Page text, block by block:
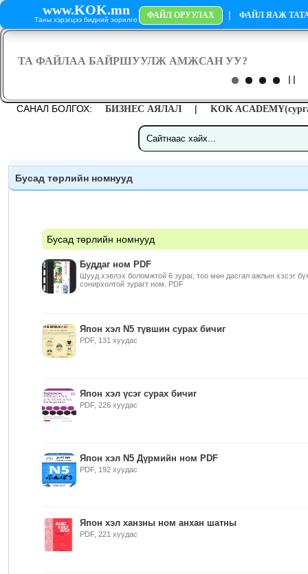
www.KOK.mn
Таны хэрэгцээ бидний зорилго ФАЙЛ ОРУУЛАХ | ФАЙЛ ЯАЖ
САНАЛ БОЛГОХ: БИЗНЕС АЯЛАЛ | KOK
Бусад төрлийн номнууд
Бусад төрлийн номнууд
Буддаг ном PDF
Шууд хэвлэх боломжтой 6 зураг, тоо мөн дасгал ажлын хэсэг
сонирхолтой зурагт ном. PDF
Япон хэл N5 түвшин сурах бичиг
PDF, 131 хуудас
Япон хэл үсэг сурах бичиг
PDF, 226 хуудас
Япон хэл N5 Дүрмийн ном PDF
PDF, 192 хуудас
Япон хэл ханзны ном анхан шатны
PDF, 221 хуудас